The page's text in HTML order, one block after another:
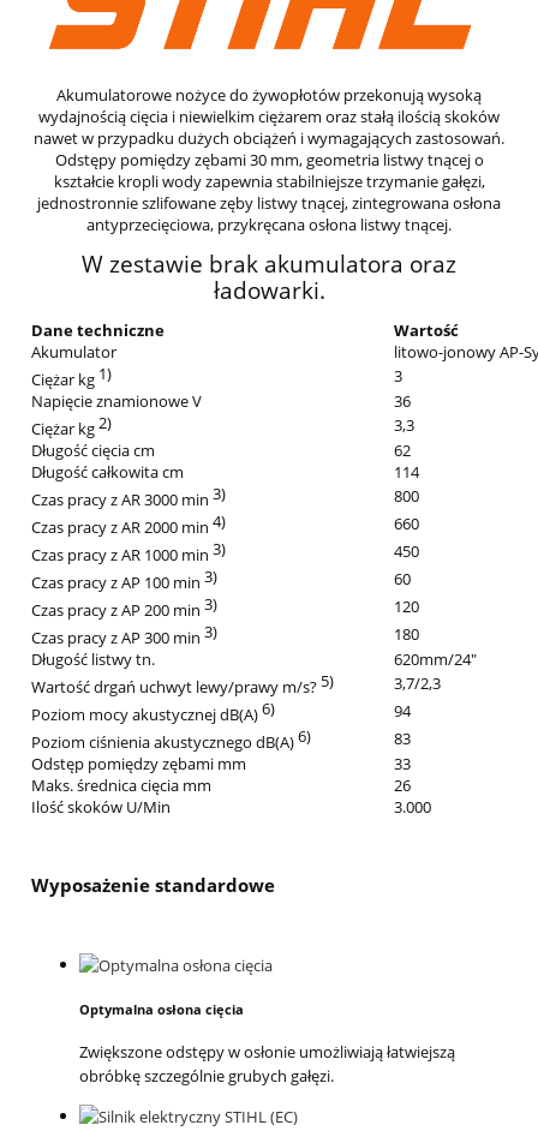
Akumulatorowe nożyce do żywopłotów przekonują wysoką
wydajnością cięcia i niewielkim ciężarem oraz stałą ilością skoków
nawet w przypadku dużych obciążeń i wymagających zastosowań.
Odstępy pomiędzy zębami 30 mm, geometria listwy tnącej o
kształcie kropli wody zapewnia stabilniejsze trzymanie gałęzi,
jednostronnie szlifowane zęby listwy tnącej, zintegrowana osłona
antyprzecięciowa, przykręcana osłona listwy tnącej.
W zestawie brak akumulatora oraz
ładowarki.
Dane techniczne
Wartość
Akumulator
litowo-jonowy AP-
Ciężar kg 1)
3
Napięcie znamionowe V
36
Ciężar kg 2)
3,3
Długość cięcia cm
62
Długość całkowita cm
114
Czas pracy z AR 3000 min 3)
800
Czas pracy z AR 2000 min 4)
660
Czas pracy z AR 1000 min 3)
450
Czas pracy z AP 100 min 3)
60
Czas pracy z AP 200 min 3)
120
Czas pracy z AP 300 min 3)
180
Długość listwy tn.
620mm/24"
Wartość drgań uchwyt lewy/prawy m/s? 5)
3,7/2,3
Poziom mocy akustycznej dB(A)6)
94
Poziom ciśnienia akustycznego dB(A)6)
83
Odstęp pomiędzy zębami mm
33
Maks. średnica cięcia mm
26
Ilość skoków U/Min
3.000
Wyposażenie standardowe
Optymalna osłona cięcia
Zwiększone odstępy w osłonie umożliwiają łatwiejszą
obróbkę szczególnie grubych gałęzi.